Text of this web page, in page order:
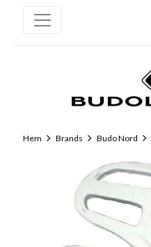
Hem Brands Budo Nord